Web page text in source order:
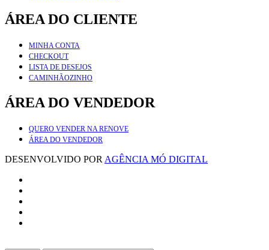
ÁREA DO CLIENTE
MINHA CONTA
CHECKOUT
LISTA DE DESEJOS
CAMINHÃOZINHO
ÁREA DO VENDEDOR
QUERO VENDER NA RENOVE
ÁREA DO VENDEDOR
DESENVOLVIDO POR AGÊNCIA MÓ DIGITAL